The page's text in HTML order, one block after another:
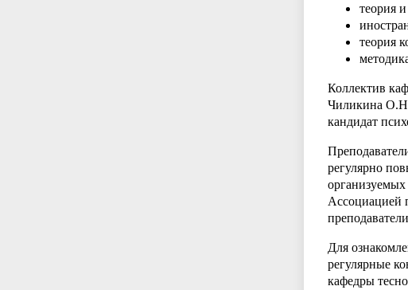
теория
теория
Коллектив
Чиликина
кандидат
регулярно
Ассоциацией
Для
регулярные
кафедры